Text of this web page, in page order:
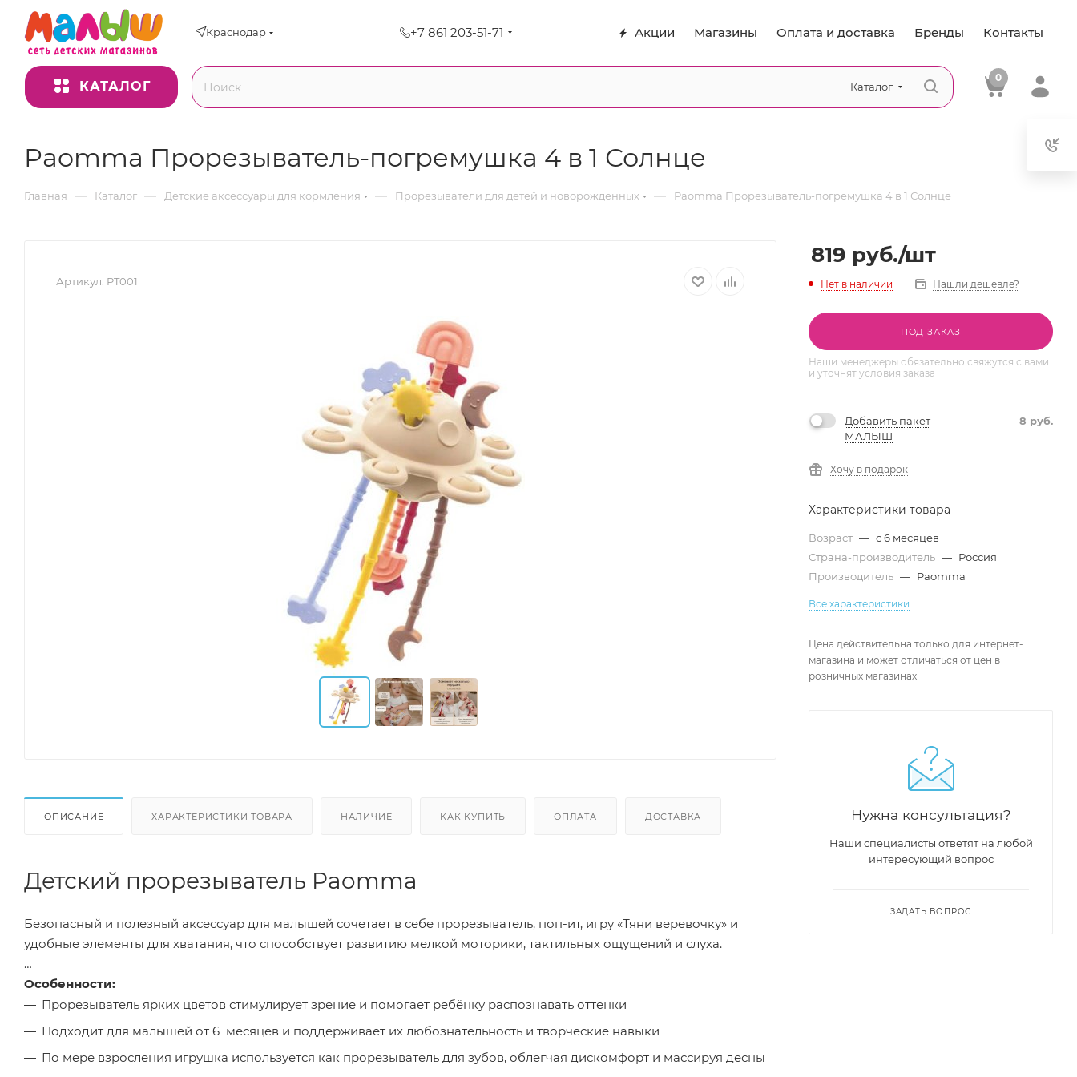
Краснодар +7 861 203-51-71 Акции Магазины Оплата и доставка Бренды Контакты
КАТАЛОГ Каталог
0
Paomma Прорезыватель-погремушка 4 в 1 Солнце
Главная — Каталог — Детские аксессуары для кормления — Прорезыватели для детей и новорожденных — Paomma Прорезыватель-погремушка 4 в 1 Солнце
Артикул: PT001
ОПИСАНИЕ ХАРАКТЕРИСТИКИ ТОВАРА НАЛИЧИЕ КАК КУПИТЬ ОПЛАТА ДОСТАВКА
Детский прорезыватель Paomma
Безопасный и полезный аксессуар для малышей сочетает в себе прорезыватель, поп-ит, игру «Тяни веревочку» и
удобные элементы для хватания, что способствует развитию мелкой моторики, тактильных ощущений и слуха.
Особенности:
Прорезыватель ярких цветов стимулирует зрение и помогает ребёнку распознавать оттенки
Подходит для малышей от 6 месяцев и поддерживает их любознательность и творческие навыки
По мере взросления игрушка используется как прорезыватель для зубов, облегчая дискомфорт и массируя десны
819 руб./шт
Нет в наличии Нашли дешевле?
ПОД ЗАКАЗ
Наши менеджеры обязательно свяжутся с вами
и уточнят условия заказа
Добавить пакет
МАЛЫШ
8 руб.
Хочу в подарок
Характеристики товара
Возраст — с 6 месяцев
Страна-производитель — Россия
Производитель — Paomma
Все характеристики
Цена действительна только для интернет-
магазина и может отличаться от цен в
розничных магазинах
Нужна консультация?
Наши специалисты ответят на любой
интересующий вопрос
ЗАДАТЬ ВОПРОС